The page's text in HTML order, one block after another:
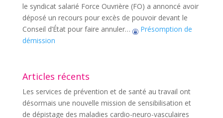
le syndicat salarié Force Ouvrière (FO) a annoncé avoir
déposé un recours pour excès de pouvoir devant le
Conseil d’État pour faire annuler…
Présomption de
démission
Articles récents
Les services de prévention et de santé au travail ont
désormais une nouvelle mission de sensibilisation et
de dépistage des maladies cardio-neuro-vasculaires